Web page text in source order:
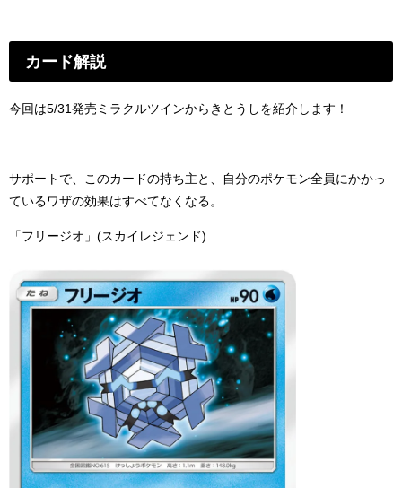
カード解説
今回は5/31発売ミラクルツインからきとうしを紹介します！
サポートで、このカードの持ち主と、自分のポケモン全員にかかっ
ているワザの効果はすべてなくなる。
「フリージオ」(スカイレジェンド)